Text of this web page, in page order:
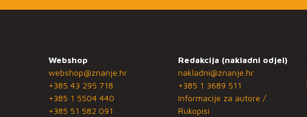
Webshop
webshop@znanje.hr
+385 43 295 718
+385 1 5504 440
+385 51 582 091
Redakcija (nakladni odjel)
nakladni@znanje.hr
+385 1 3689 511
Informacije za autore /
Rukopisi